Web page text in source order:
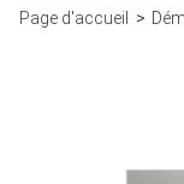
Page d'accueil